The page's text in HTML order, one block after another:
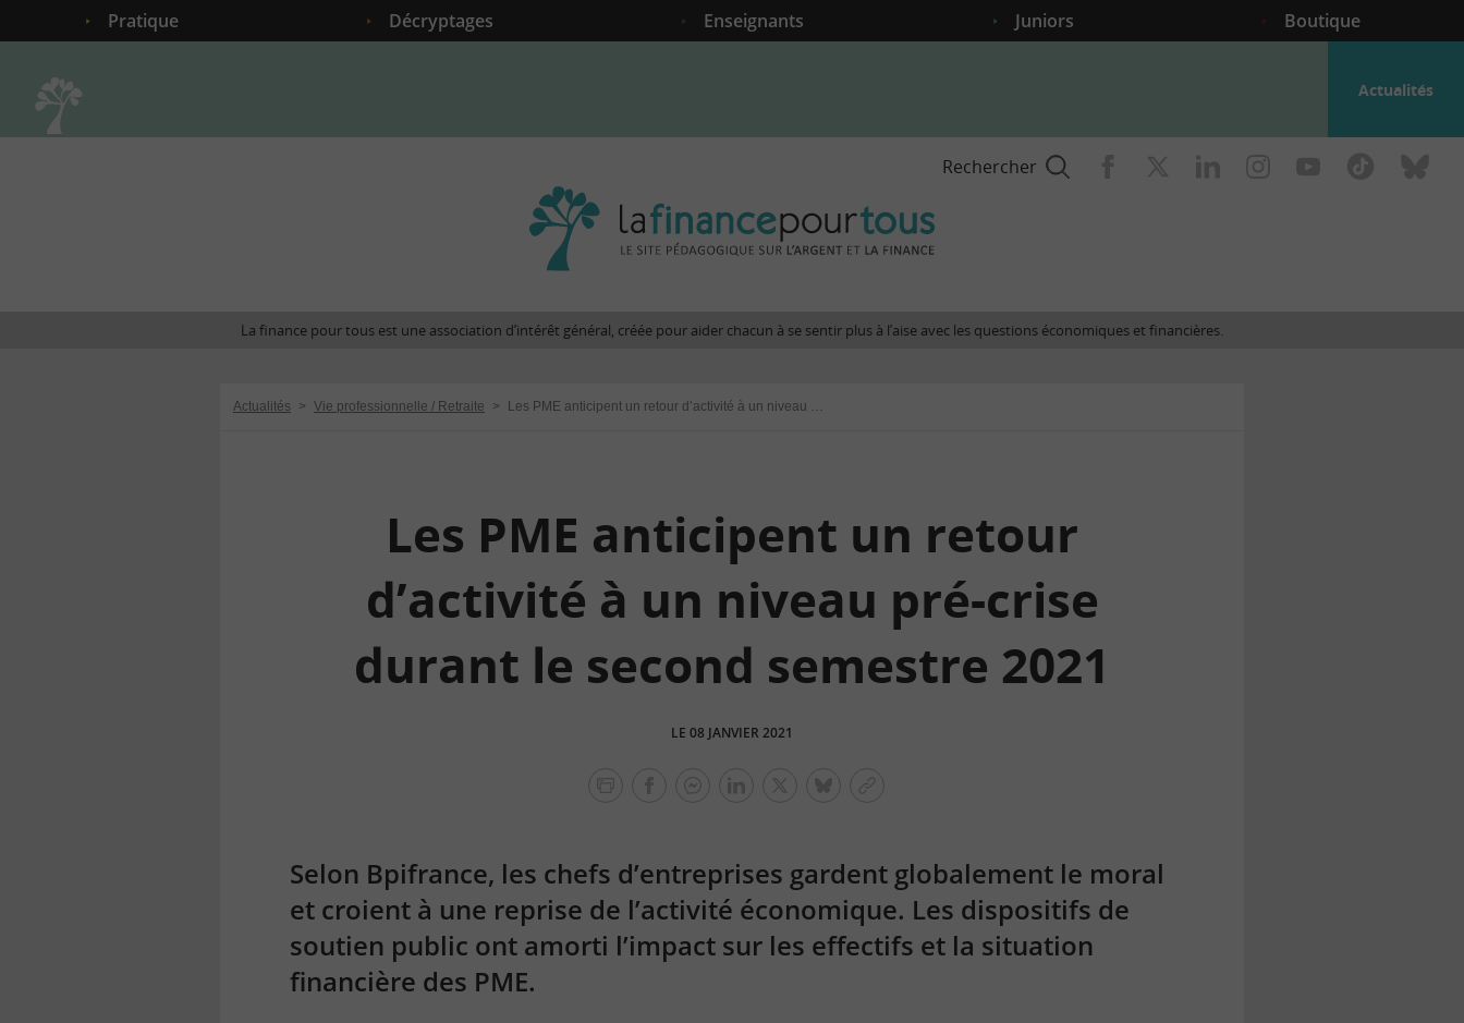
Pratique Décryptages Enseignants Juniors Boutique
Actualités
Rechercher
finance
site
La finance pour tous est une association d’intérêt général, créée pour aider chacun à se sentir plus à l’aise avec les questions économiques et financières.
Actualités > Vie professionnelle / Retraite > Les PME anticipent un retour d’activité à un niveau pré-crise durant le second semestre 2021
Les PME anticipent un retour
d’activité à un niveau pré-crise
durant le second semestre 2021
LE 08 JANVIER 2021
Selon Bpifrance, les chefs d’entreprises gardent globalement le moral
et croient à une reprise de l’activité économique. Les dispositifs de
soutien public ont amorti l’impact sur les effectifs et la situation
financière des PME.